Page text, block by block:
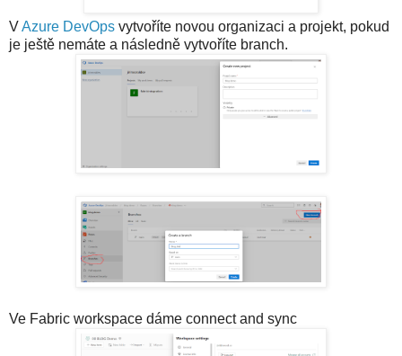
VAzure DevOps vytvoříte novou organizaci a projekt, pokud
je ještě nemáte a následně vytvoříte branch.
Ve Fabric workspace dáme connect and sync